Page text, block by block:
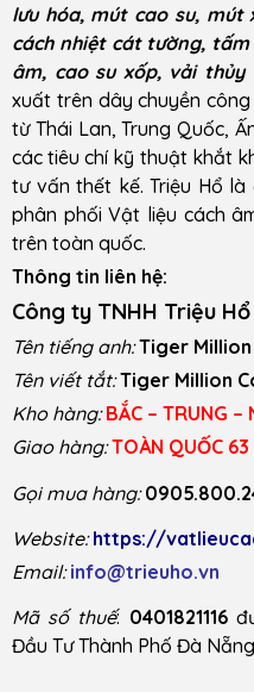
lưu hóa, mút cao su,
cách nhiệt cát tường,
âm, cao su xốp, vải thủy
xuất trên dây chuyền
từ Thái Lan, Trung Quốc,
các tiêu chí kỹ thuật khắt
tư vấn thết kế. Triệu Hổ
phân phối Vật liệu cách
trên toàn quốc.
Thông tin liên hệ:
Công ty TNHH Triệu Hổ
Tên tiếng anh: Tiger
Tên viết tắt: Tiger Million
Kho hàng: BẮC – TRUNG –
Giao hàng: TOÀN QUỐC 63
Gọi mua hàng:
Website: https://
Email: info@trieuho.vn
Mã số thuế: 0401821116
Đầu Tư Thành Phố Đà Nẵng